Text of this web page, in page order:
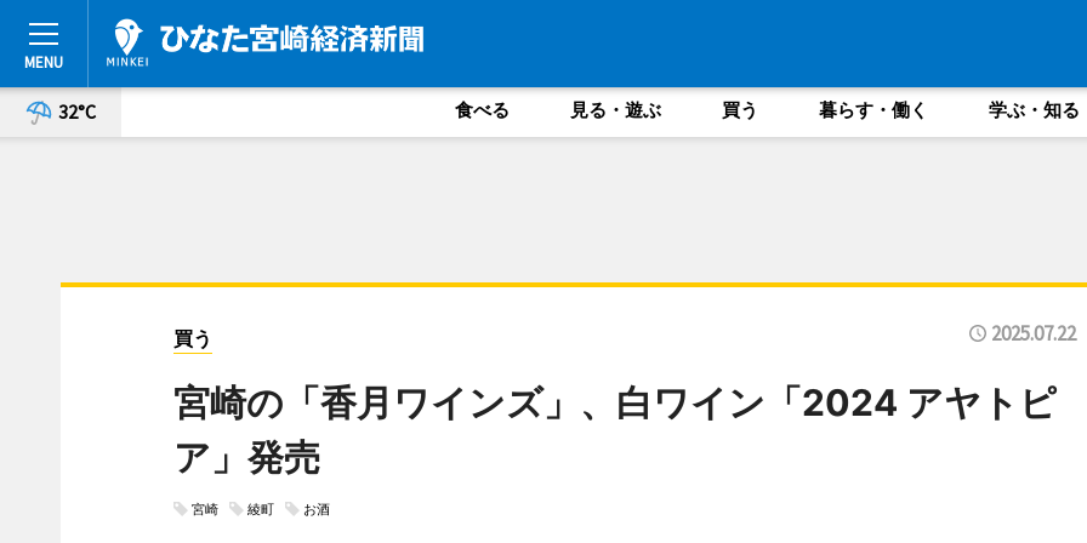
32°C 食べる 見る・遊ぶ 買う 暮らす・働く 学ぶ・知る
買う 2025.07.22
宮崎の「香月ワインズ」、白ワイン「2024 アヤトピ
ア」発売
宮崎 綾町 お酒